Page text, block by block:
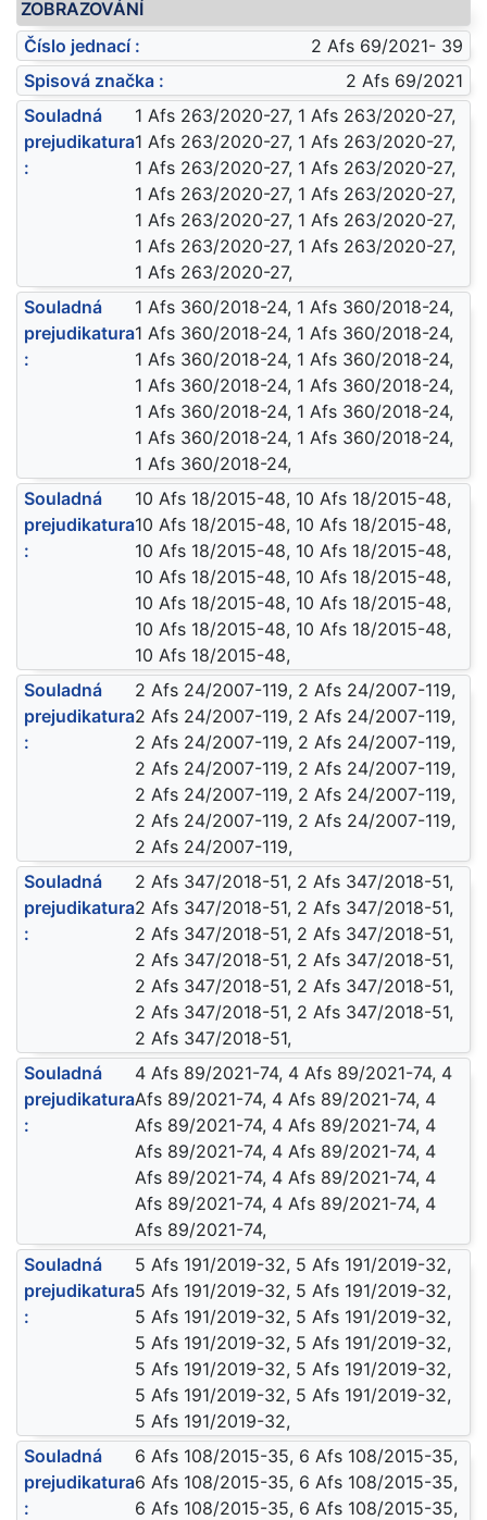
ZOBRAZOVÁNÍ
Číslo jednací :
2 Afs 69/2021- 39
Spisová značka :
2 Afs 69/2021
Souladná
prejudikatura
:
1 Afs 263/2020-27, 1 Afs 263/2020-27,
1 Afs 263/2020-27, 1 Afs 263/2020-27,
1 Afs 263/2020-27, 1 Afs 263/2020-27,
1 Afs 263/2020-27, 1 Afs 263/2020-27,
1 Afs 263/2020-27, 1 Afs 263/2020-27,
1 Afs 263/2020-27, 1 Afs 263/2020-27,
1 Afs 263/2020-27,
Souladná
prejudikatura
:
1 Afs 360/2018-24, 1 Afs 360/2018-24,
1 Afs 360/2018-24, 1 Afs 360/2018-24,
1 Afs 360/2018-24, 1 Afs 360/2018-24,
1 Afs 360/2018-24, 1 Afs 360/2018-24,
1 Afs 360/2018-24, 1 Afs 360/2018-24,
1 Afs 360/2018-24, 1 Afs 360/2018-24,
1 Afs 360/2018-24,
Souladná
prejudikatura
:
10 Afs 18/2015-48, 10 Afs 18/2015-48,
10 Afs 18/2015-48, 10 Afs 18/2015-48,
10 Afs 18/2015-48, 10 Afs 18/2015-48,
10 Afs 18/2015-48, 10 Afs 18/2015-48,
10 Afs 18/2015-48, 10 Afs 18/2015-48,
10 Afs 18/2015-48, 10 Afs 18/2015-48,
10 Afs 18/2015-48,
Souladná
prejudikatura
:
2 Afs 24/2007-119, 2 Afs 24/2007-119,
2 Afs 24/2007-119, 2 Afs 24/2007-119,
2 Afs 24/2007-119, 2 Afs 24/2007-119,
2 Afs 24/2007-119, 2 Afs 24/2007-119,
2 Afs 24/2007-119, 2 Afs 24/2007-119,
2 Afs 24/2007-119, 2 Afs 24/2007-119,
2 Afs 24/2007-119,
Souladná
prejudikatura
:
2 Afs 347/2018-51, 2 Afs 347/2018-51,
2 Afs 347/2018-51, 2 Afs 347/2018-51,
2 Afs 347/2018-51, 2 Afs 347/2018-51,
2 Afs 347/2018-51, 2 Afs 347/2018-51,
2 Afs 347/2018-51, 2 Afs 347/2018-51,
2 Afs 347/2018-51, 2 Afs 347/2018-51,
2 Afs 347/2018-51,
Souladná
prejudikatura
:
4 Afs 89/2021-74, 4 Afs 89/2021-74, 4
Afs 89/2021-74, 4 Afs 89/2021-74, 4
Afs 89/2021-74, 4 Afs 89/2021-74, 4
Afs 89/2021-74, 4 Afs 89/2021-74, 4
Afs 89/2021-74, 4 Afs 89/2021-74, 4
Afs 89/2021-74, 4 Afs 89/2021-74, 4
Afs 89/2021-74,
Souladná
prejudikatura
:
5 Afs 191/2019-32, 5 Afs 191/2019-32,
5 Afs 191/2019-32, 5 Afs 191/2019-32,
5 Afs 191/2019-32, 5 Afs 191/2019-32,
5 Afs 191/2019-32, 5 Afs 191/2019-32,
5 Afs 191/2019-32, 5 Afs 191/2019-32,
5 Afs 191/2019-32, 5 Afs 191/2019-32,
5 Afs 191/2019-32,
Souladná
prejudikatura
:
6 Afs 108/2015-35, 6 Afs 108/2015-35,
6 Afs 108/2015-35, 6 Afs 108/2015-35,
6 Afs 108/2015-35, 6 Afs 108/2015-35,